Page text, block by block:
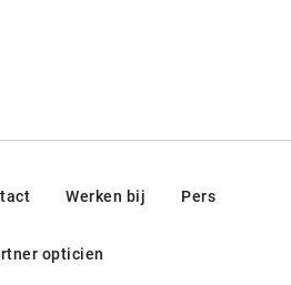
Werken bij Pers
opticien